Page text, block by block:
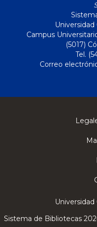
Universidad
Campus
(5017)
Tel.
Correo
Sistema de Bibliotecas